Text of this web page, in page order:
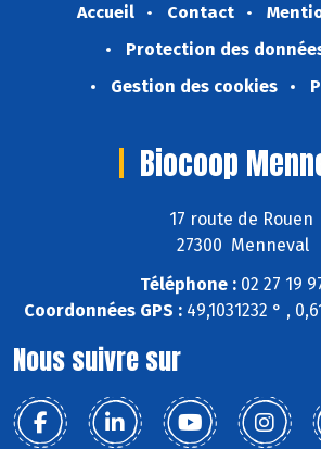
Accueil Contact
Protection des
Gestion des cookies
Biocoop
17 route de Rouen
27300 Menneval
Téléphone :02 27 19
Coordonnées GPS :49,1031232 ° ,
Nous suivre sur